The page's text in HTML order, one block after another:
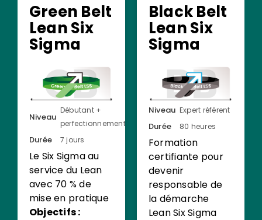
Green Belt
Lean Six
Sigma
Niveau
Débutant +
perfectionnement
Durée 7 jours
Le Six Sigma au
service du Lean
avec 70 % de
mise en pratique
Objectifs :
Black Belt
Lean Six
Sigma
Niveau Expert référent
Durée 80 heures
Formation
certifiante pour
devenir
responsable de
la démarche
Lean Six Sigma